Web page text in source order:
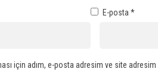
E-posta *
için adım, e-posta adresim ve site adresim